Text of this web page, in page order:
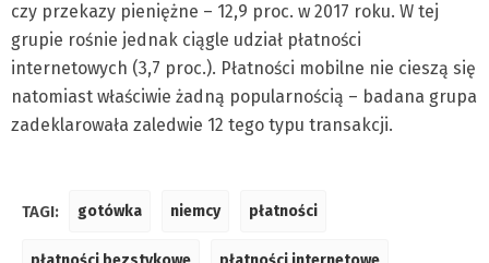
czy przekazy pieniężne – 12,9 proc. w 2017 roku. W tej
grupie rośnie jednak ciągle udział płatności
internetowych (3,7 proc.). Płatności mobilne nie cieszą się
natomiast właściwie żadną popularnością – badana grupa
zadeklarowała zaledwie 12 tego typu transakcji.
TAGI: gotówka niemcy płatności